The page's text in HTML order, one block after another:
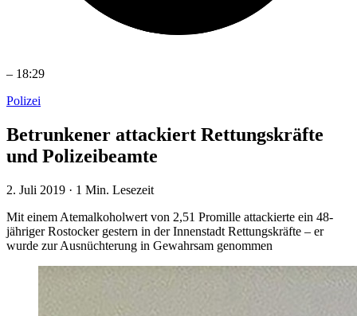
– 18:29
Polizei
Betrunkener attackiert Rettungskräfte
und Polizeibeamte
2. Juli 2019 · 1 Min. Lesezeit
Mit einem Atemalkoholwert von 2,51 Promille attackierte ein 48-
jähriger Rostocker gestern in der Innenstadt Rettungskräfte – er
wurde zur Ausnüchterung in Gewahrsam genommen